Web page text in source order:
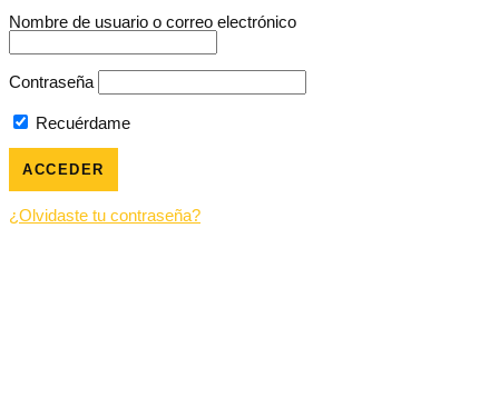
Nombre de usuario o correo electrónico
Contraseña
Recuérdame
¿Olvidaste tu contraseña?